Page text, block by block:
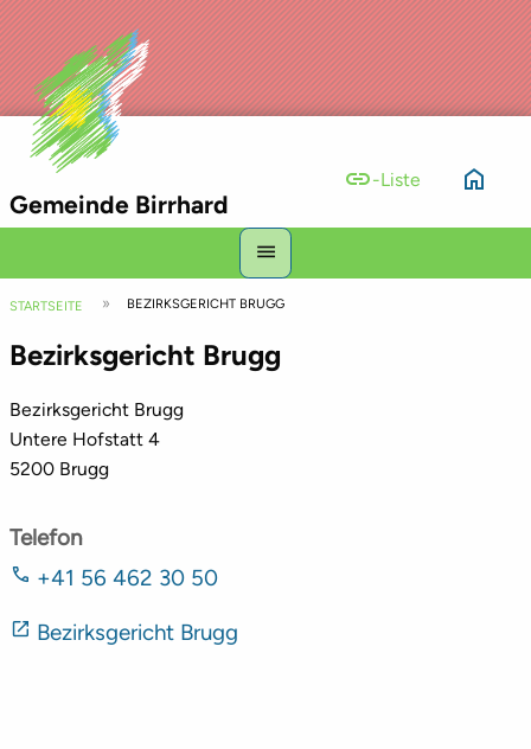
Gemeinde Birrhard
link-Liste home
Hauptnavigation
Top
Bar
menu
Pfadnavigation
STARTSEITE BEZIRKSGERICHT BRUGG
Bezirksgericht Brugg
Bezirksgericht Brugg
Untere Hofstatt 4
5200 Brugg
Telefon
+41 56 462 30 50
Bezirksgericht Brugg